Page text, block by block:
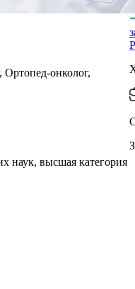
онколог,
наук, высшая категория